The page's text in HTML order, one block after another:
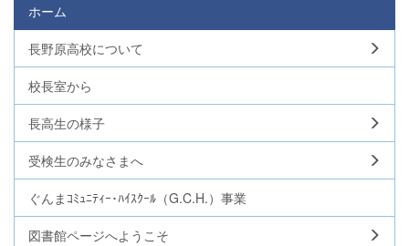
ホーム
長野原高校について
校長室から
長高生の様子
受検生のみなさまへ
ぐんまｺﾐｭﾆﾃｨｰ･ﾊｲｽｸｰﾙ（G.C.H.）事業
図書館ページへようこそ